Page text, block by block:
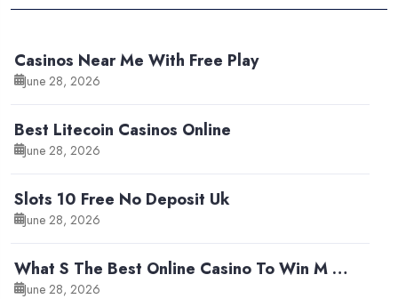
Casinos Near Me With Free Play
June 28, 2026
Best Litecoin Casinos Online
June 28, 2026
Slots 10 Free No Deposit Uk
June 28, 2026
What S The Best Online Casino To Win M …
June 28, 2026